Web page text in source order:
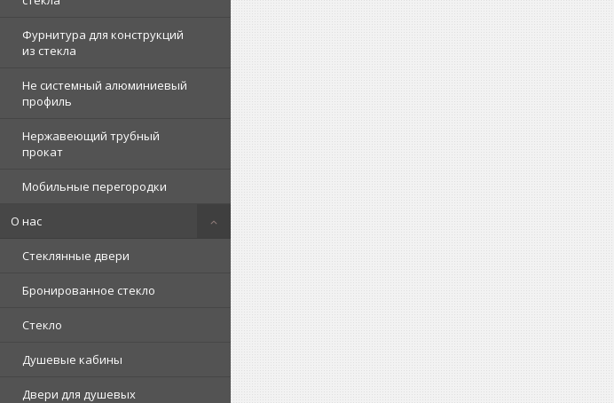
Фурнитура для конструкций
из стекла
Не системный алюминиевый
профиль
Нержавеющий трубный
прокат
Мобильные перегородки
О нас
Стеклянные двери
Бронированное стекло
Стекло
Душевые кабины
Двери для душевых